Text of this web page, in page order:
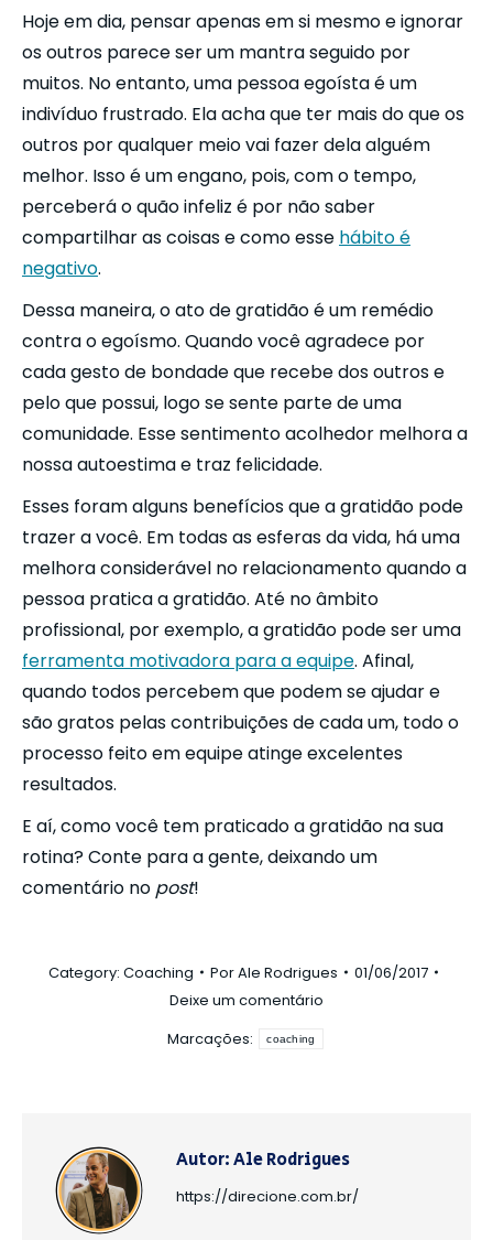
Hoje em dia, pensar apenas em si mesmo e ignorar
os outros parece ser um mantra seguido por
muitos. No entanto, uma pessoa egoísta é um
indivíduo frustrado. Ela acha que ter mais do que os
outros por qualquer meio vai fazer dela alguém
melhor. Isso é um engano, pois, com o tempo,
perceberá o quão infeliz é por não saber
compartilhar as coisas e como esse hábito é
negativo.
Dessa maneira, o ato de gratidão é um remédio
contra o egoísmo. Quando você agradece por
cada gesto de bondade que recebe dos outros e
pelo que possui, logo se sente parte de uma
comunidade. Esse sentimento acolhedor melhora a
nossa autoestima e traz felicidade.
Esses foram alguns benefícios que a gratidão pode
trazer a você. Em todas as esferas da vida, há uma
melhora considerável no relacionamento quando a
pessoa pratica a gratidão. Até no âmbito
profissional, por exemplo, a gratidão pode ser uma
ferramenta motivadora para a equipe. Afinal,
quando todos percebem que podem se ajudar e
são gratos pelas contribuições de cada um, todo o
processo feito em equipe atinge excelentes
resultados.
E aí, como você tem praticado a gratidão na sua
rotina? Conte para a gente, deixando um
comentário no post!
Category: Coaching PorAle Rodrigues
01/06/2017
Deixe um comentário
Marcações:
coaching
Autor:Ale Rodrigues
https://direcione.com.br/